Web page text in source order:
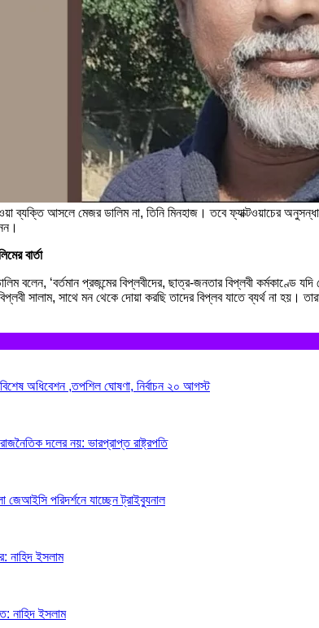
ব্যক্তি আসলে মেজর ডালিম না, তিনি মিনহাজ। তবে ফ্যাক্টওয়াচের
বার্তা
বলেন, ‘বর্তমান প্রজন্মের বিপ্লবীদের, ছাত্র-জনতার বিপ্লবী
সালাম, সাথে মন থেকে দোয়া করছি তাদের বিপ্লব যাতে ব্যর্থ না হয়।
বিশেষ অধিবেশন ,তপশিল ঘোষণা, নির্বাচন ২০ আগস্ট
দলের নয়: ভারপ্রাপ্ত রাষ্ট্রপতি
পরিদর্শনে যাচ্ছেন ট্রাইব্যুনাল
নাহিদ ইসলাম
নাহিদ ইসলাম